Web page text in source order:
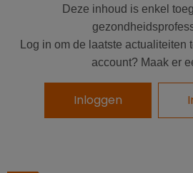
Gezond Leven en UPDLF(Union
Diététiciens de Langue
kernboodschappen voor de
gezondheidsvoordelen, tot
Deze inhoud is enkel
Log in om de laatste
account? Maak er
Inloggen